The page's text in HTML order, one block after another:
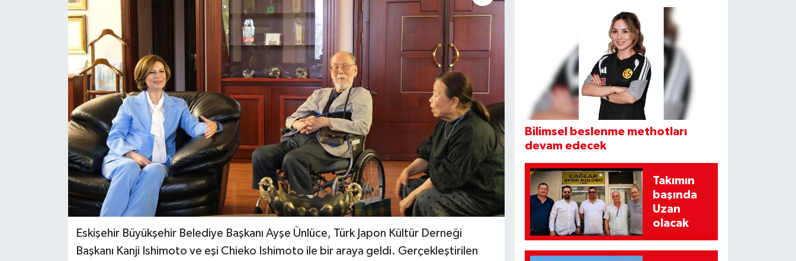
Eskişehir Büyükşehir Belediye Başkanı Ayşe Ünlüce, Türk Japon Kültür Derneği
Başkanı Kanji Ishimoto ve eşi Chieko Ishimoto ile bir araya geldi. Gerçekleştirilen
Bilimsel beslenme methotları
devam edecek
Takımın
başında
Uzan
olacak